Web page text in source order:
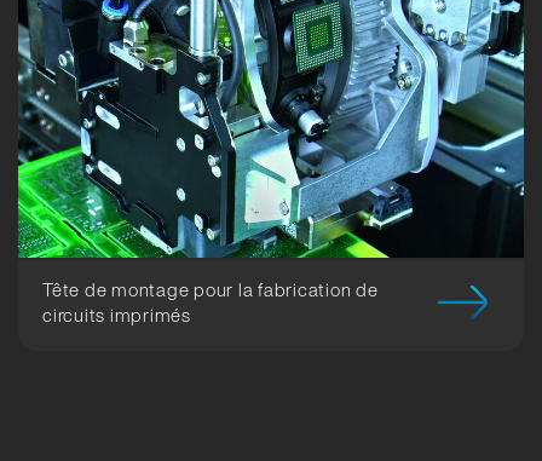
Tête de montage pour la fabrication de
circuits imprimés